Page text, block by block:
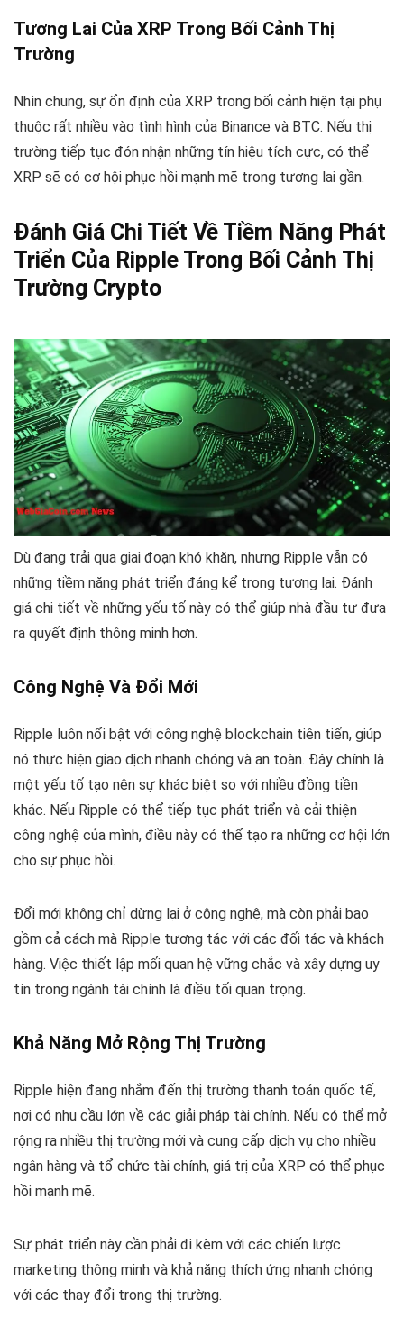
Tương Lai Của XRP Trong Bối Cảnh Thị
Trường
Nhìn chung, sự ổn định của XRP trong bối cảnh hiện tại phụ
thuộc rất nhiều vào tình hình của Binance và BTC. Nếu thị
trường tiếp tục đón nhận những tín hiệu tích cực, có thể
XRP sẽ có cơ hội phục hồi mạnh mẽ trong tương lai gần.
Đánh Giá Chi Tiết Về Tiềm Năng Phát
Triển Của Ripple Trong Bối Cảnh Thị
Trường Crypto
Dù đang trải qua giai đoạn khó khăn, nhưng Ripple vẫn có
những tiềm năng phát triển đáng kể trong tương lai. Đánh
giá chi tiết về những yếu tố này có thể giúp nhà đầu tư đưa
ra quyết định thông minh hơn.
Công Nghệ Và Đổi Mới
Ripple luôn nổi bật với công nghệ blockchain tiên tiến, giúp
nó thực hiện giao dịch nhanh chóng và an toàn. Đây chính là
một yếu tố tạo nên sự khác biệt so với nhiều đồng tiền
khác. Nếu Ripple có thể tiếp tục phát triển và cải thiện
công nghệ của mình, điều này có thể tạo ra những cơ hội lớn
cho sự phục hồi.
Đổi mới không chỉ dừng lại ở công nghệ, mà còn phải bao
gồm cả cách mà Ripple tương tác với các đối tác và khách
hàng. Việc thiết lập mối quan hệ vững chắc và xây dựng uy
tín trong ngành tài chính là điều tối quan trọng.
Khả Năng Mở Rộng Thị Trường
Ripple hiện đang nhắm đến thị trường thanh toán quốc tế,
nơi có nhu cầu lớn về các giải pháp tài chính. Nếu có thể mở
rộng ra nhiều thị trường mới và cung cấp dịch vụ cho nhiều
ngân hàng và tổ chức tài chính, giá trị của XRP có thể phục
hồi mạnh mẽ.
Sự phát triển này cần phải đi kèm với các chiến lược
marketing thông minh và khả năng thích ứng nhanh chóng
với các thay đổi trong thị trường.